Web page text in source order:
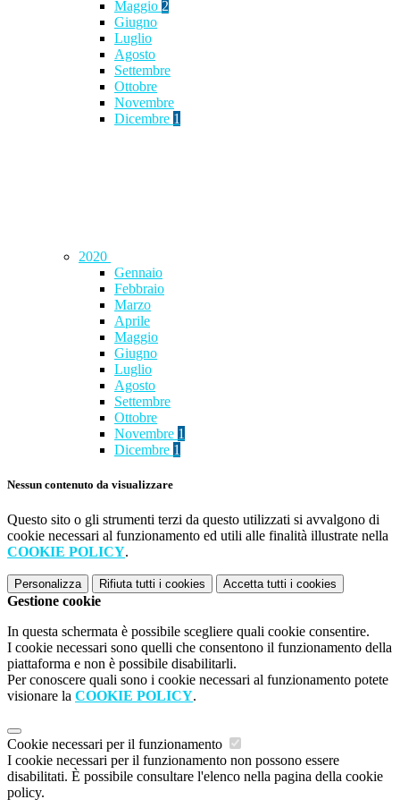
Maggio 2
Giugno
Luglio
Agosto
Settembre
Ottobre
Novembre
Dicembre 1
2020
Gennaio
Febbraio
Marzo
Aprile
Maggio
Giugno
Luglio
Agosto
Settembre
Ottobre
Novembre 1
Dicembre 1
Nessun contenuto da visualizzare
Questo sito o gli strumenti terzi da questo utilizzati si avvalgono di
cookie necessari al funzionamento ed utili alle finalità illustrate nella
COOKIE POLICY.
Personalizza Rifiuta tutti i cookies Accetta tutti i cookies
Gestione cookie
In questa schermata è possibile scegliere quali cookie consentire.
I cookie necessari sono quelli che consentono il funzionamento della
piattaforma e non è possibile disabilitarli.
Per conoscere quali sono i cookie necessari al funzionamento potete
visionare la COOKIE POLICY.
Cookie necessari per il funzionamento
I cookie necessari per il funzionamento non possono essere
disabilitati. È possibile consultare l'elenco nella pagina della cookie
policy.